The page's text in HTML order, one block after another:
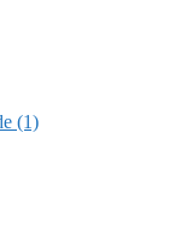
(1)